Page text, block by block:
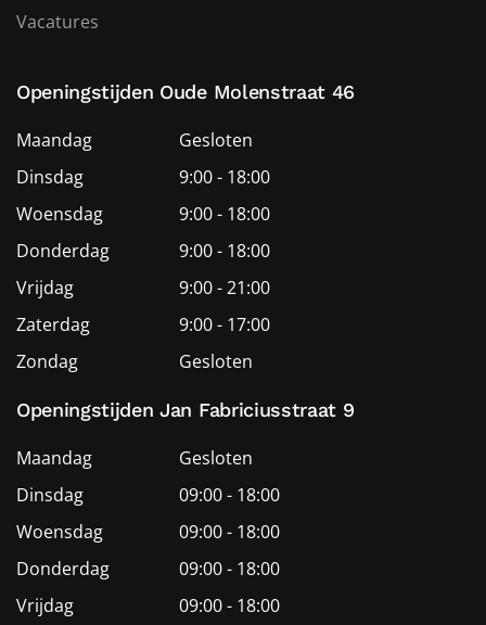
Vacatures
Openingstijden Oude Molenstraat 46
Maandag
Gesloten
Dinsdag
9:00 - 18:00
Woensdag
9:00 - 18:00
Donderdag
9:00 - 18:00
Vrijdag
9:00 - 21:00
Zaterdag
9:00 - 17:00
Zondag
Gesloten
Openingstijden Jan Fabriciusstraat 9
Maandag
Gesloten
Dinsdag
09:00 - 18:00
Woensdag
09:00 - 18:00
Donderdag
09:00 - 18:00
Vrijdag
09:00 - 18:00